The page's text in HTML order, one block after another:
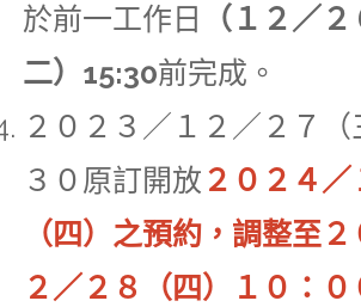
於前一工作日
（１２／
二）15:30前完成。
２０２３／１２／２７（
３０原訂開放 ２０２４／
（四）之預約，調整至
２／２８（四）１０：０